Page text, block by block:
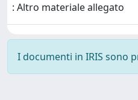
: Altro materiale allegato
I documenti in IRIS sono